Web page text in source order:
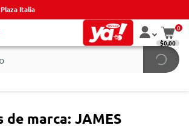
Italia
0
$0,00
de marca: JAMES